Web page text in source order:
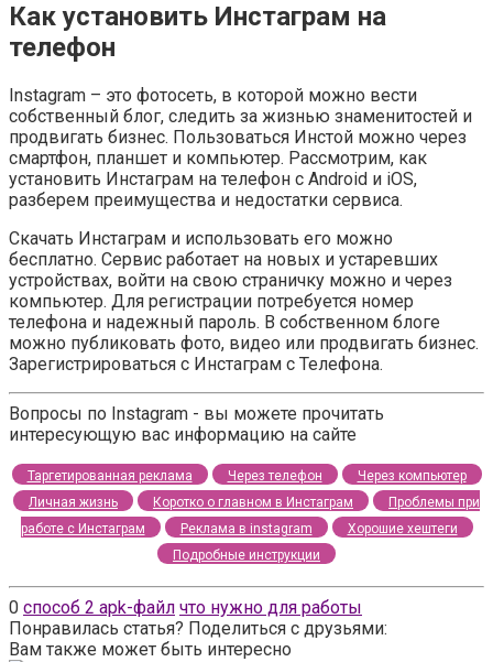
Как установить Инстаграм на
телефон
Instagram – это фотосеть, в которой можно вести
собственный блог, следить за жизнью знаменитостей и
продвигать бизнес. Пользоваться Инстой можно через
смартфон, планшет и компьютер. Рассмотрим, как
установить Инстаграм на телефон с Android и iOS,
разберем преимущества и недостатки сервиса.
Скачать Инстаграм и использовать его можно
бесплатно. Сервис работает на новых и устаревших
устройствах, войти на свою страничку можно и через
компьютер. Для регистрации потребуется номер
телефона и надежный пароль. В собственном блоге
можно публиковать фото, видео или продвигать бизнес.
Зарегистрироваться с Инстаграм с Телефона.
Вопросы по Instagram - вы можете прочитать
интересующую вас информацию на сайте
Таргетированная реклама Через телефон
Через компьютер
Личная жизнь
Коротко о главном в Инстаграм
Проблемы при
работе с Инстаграм
Реклама в instagram
Хорошие хештеги
Подробные инструкции
0 способ 2 apk-файл что нужно для работы
Понравилась статья? Поделиться с друзьями:
Вам также может быть интересно